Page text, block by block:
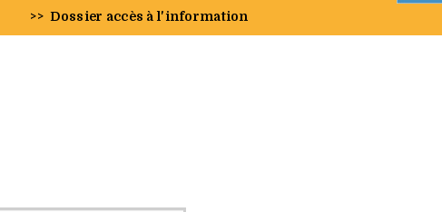
>> Dossier accès à l'information